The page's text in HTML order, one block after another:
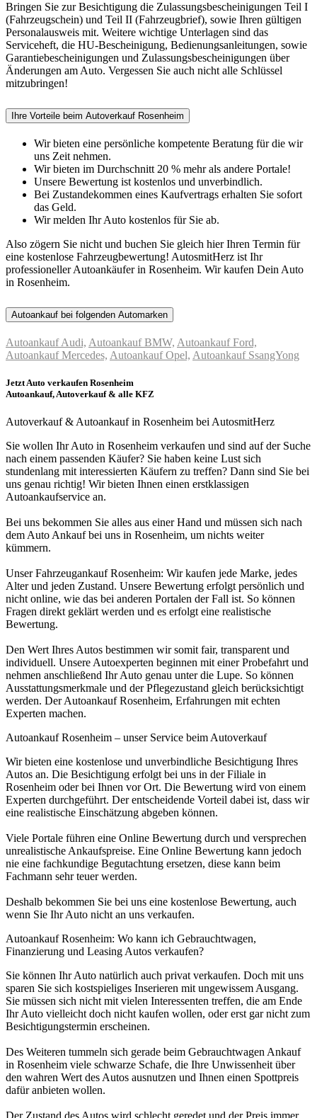
Bringen Sie zur Besichtigung die Zulassungsbescheinigungen Teil I
(Fahrzeugschein) und Teil II (Fahrzeugbrief), sowie Ihren gültigen
Personalausweis mit. Weitere wichtige Unterlagen sind das
Serviceheft, die HU-Bescheinigung, Bedienungsanleitungen, sowie
Garantiebescheinigungen und Zulassungs­bescheinigungen über
Änderungen am Auto. Vergessen Sie auch nicht alle Schlüssel
mitzubringen!
Ihre Vorteile beim Autoverkauf Rosenheim
Wir bieten eine persönliche kompetente Beratung für die wir
uns Zeit nehmen.
Wir bieten im Durchschnitt 20 % mehr als andere Portale!
Unsere Bewertung ist kostenlos und unverbindlich.
Bei Zustandekommen eines Kaufvertrags erhalten Sie sofort
das Geld.
Wir melden Ihr Auto kostenlos für Sie ab.
Also zögern Sie nicht und buchen Sie gleich hier Ihren Termin für
eine kostenlose Fahrzeugbewertung! AutosmitHerz ist Ihr
professioneller Autoankäufer in Rosenheim. Wir kaufen Dein Auto
in Rosenheim.
Autoankauf bei folgenden Automarken
Autoankauf Audi, Autoankauf BMW, Autoankauf Ford,
Autoankauf Mercedes, Autoankauf Opel, Autoankauf SsangYong
Jetzt Auto verkaufen Rosenheim
Autoankauf, Autoverkauf & alle KFZ
Autoverkauf & Autoankauf in Rosenheim bei AutosmitHerz
Sie wollen Ihr Auto in Rosenheim verkaufen und sind auf der Suche
nach einem passenden Käufer? Sie haben keine Lust sich
stundenlang mit interessierten Käufern zu treffen? Dann sind Sie bei
uns genau richtig! Wir bieten Ihnen einen erstklassigen
Autoankaufservice an.
Bei uns bekommen Sie alles aus einer Hand und müssen sich nach
dem Auto Ankauf bei uns in Rosenheim, um nichts weiter
kümmern.
Unser Fahrzeugankauf Rosenheim: Wir kaufen jede Marke, jedes
Alter und jeden Zustand. Unsere Bewertung erfolgt persönlich und
nicht online, wie das bei anderen Portalen der Fall ist. So können
Fragen direkt geklärt werden und es erfolgt eine realistische
Bewertung.
Den Wert Ihres Autos bestimmen wir somit fair, transparent und
individuell. Unsere Autoexperten beginnen mit einer Probefahrt und
nehmen anschließend Ihr Auto genau unter die Lupe. So können
Ausstattungsmerkmale und der Pflegezustand gleich berücksichtigt
werden. Der Autoankauf Rosenheim, Erfahrungen mit echten
Experten machen.
Autoankauf Rosenheim – unser Service beim Autoverkauf
Wir bieten eine kostenlose und unverbindliche Besichtigung Ihres
Autos an. Die Besichtigung erfolgt bei uns in der Filiale in
Rosenheim oder bei Ihnen vor Ort. Die Bewertung wird von einem
Experten durchgeführt. Der entscheidende Vorteil dabei ist, dass wir
eine realistische Einschätzung abgeben können.
Viele Portale führen eine Online Bewertung durch und versprechen
unrealistische Ankaufspreise. Eine Online Bewertung kann jedoch
nie eine fachkundige Begutachtung ersetzen, diese kann beim
Fachmann sehr teuer werden.
Deshalb bekommen Sie bei uns eine kostenlose Bewertung, auch
wenn Sie Ihr Auto nicht an uns verkaufen.
Autoankauf Rosenheim: Wo kann ich Gebrauchtwagen,
Finanzierung und Leasing Autos verkaufen?
Sie können Ihr Auto natürlich auch privat verkaufen. Doch mit uns
sparen Sie sich kostspieliges Inserieren mit ungewissem Ausgang.
Sie müssen sich nicht mit vielen Interessenten treffen, die am Ende
Ihr Auto vielleicht doch nicht kaufen wollen, oder erst gar nicht zum
Besichtigungstermin erscheinen.
Des Weiteren tummeln sich gerade beim Gebrauchtwagen Ankauf
in Rosenheim viele schwarze Schafe, die Ihre Unwissenheit über
den wahren Wert des Autos ausnutzen und Ihnen einen Spottpreis
dafür anbieten wollen.
Der Zustand des Autos wird schlecht geredet und der Preis immer